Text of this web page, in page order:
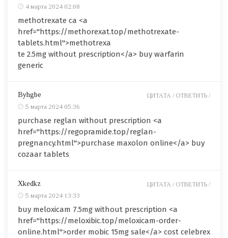
4 марта 2024 02:08
methotrexate ca <a
href="https://methorexat.top/methotrexate-
tablets.html">methotrexa
te 2.5mg without prescription</a> buy warfarin
generic
Byhgbe
5 марта 2024 05:36
purchase reglan without prescription <a
href="https://regopramide.top/reglan-
pregnancy.html">purchase maxolon online</a> buy
cozaar tablets
ЦИТАТА / ОТВЕТИТЬ /
Xkedkz
5 марта 2024 13:33
buy meloxicam 7.5mg without prescription <a
href="https://meloxibic.top/meloxicam-order-
online.html">order mobic 15mg sale</a> cost celebrex
ЦИТАТА / ОТВЕТИТЬ /